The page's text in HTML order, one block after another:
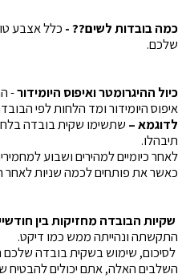
כמה בובדות לשים?? -
שלכם.
כיול ההיגרומטר ואיפוס היומידור-
איפוס היומידור ומד הלחות לפי
לדוגמא –
תיבהלו.
לאחר כיומיים למהירים ושבוע
כאשר את פותחים לכמה שניות לאחר
שקיות הבובדה מחזיקות בין
התקשתה ונהייתה ממש כמו דיקט.
לסיכום, שימוש בשקית בובדה שלכם
השלבים האלה, אתם יכולים להבטיח